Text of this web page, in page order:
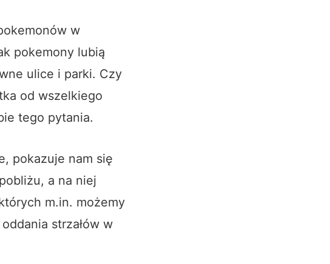
w
pokemony lubią
ulice i parki. Czy
od wszelkiego
tego pytania.
pokazuje nam się
a na niej
m.in. możemy
strzałów w